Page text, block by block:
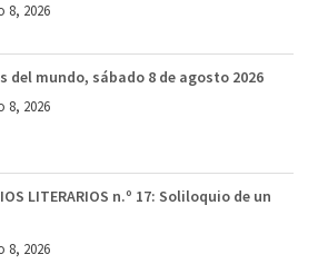
8, 2026
del mundo, sábado 8 de agosto 2026
8, 2026
LITERARIOS n.º 17: Soliloquio de un
8, 2026